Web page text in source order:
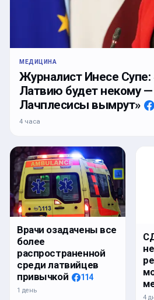
МЕДИЦИНА
Журналист Инесе
Латвию будет некому —
Лачплесисы вымрут»
4 часа
Врачи озадачены все
более
распространенной
среди латвийцев
привычкой
114
1 день
4